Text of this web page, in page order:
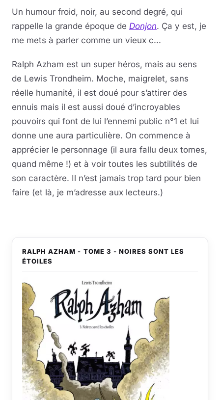
Un humour froid, noir, au second degré, qui
rappelle la grande époque de Donjon. Ça y est, je
me mets à parler comme un vieux c...
Ralph Azham est un super héros, mais au sens
de Lewis Trondheim. Moche, maigrelet, sans
réelle humanité, il est doué pour s’attirer des
ennuis mais il est aussi doué d’incroyables
pouvoirs qui font de lui l’ennemi public n°1 et lui
donne une aura particulière. On commence à
apprécier le personnage (il aura fallu deux tomes,
quand même !) et à voir toutes les subtilités de
son caractère. Il n’est jamais trop tard pour bien
faire (et là, je m’adresse aux lecteurs.)
RALPH AZHAM - TOME 3 - NOIRES SONT LES
ÉTOILES